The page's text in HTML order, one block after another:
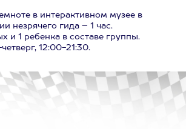
в интерактивном музее в
незрячего гида – 1 час.
и 1 ребенка в составе группы.
12:00-21:30.